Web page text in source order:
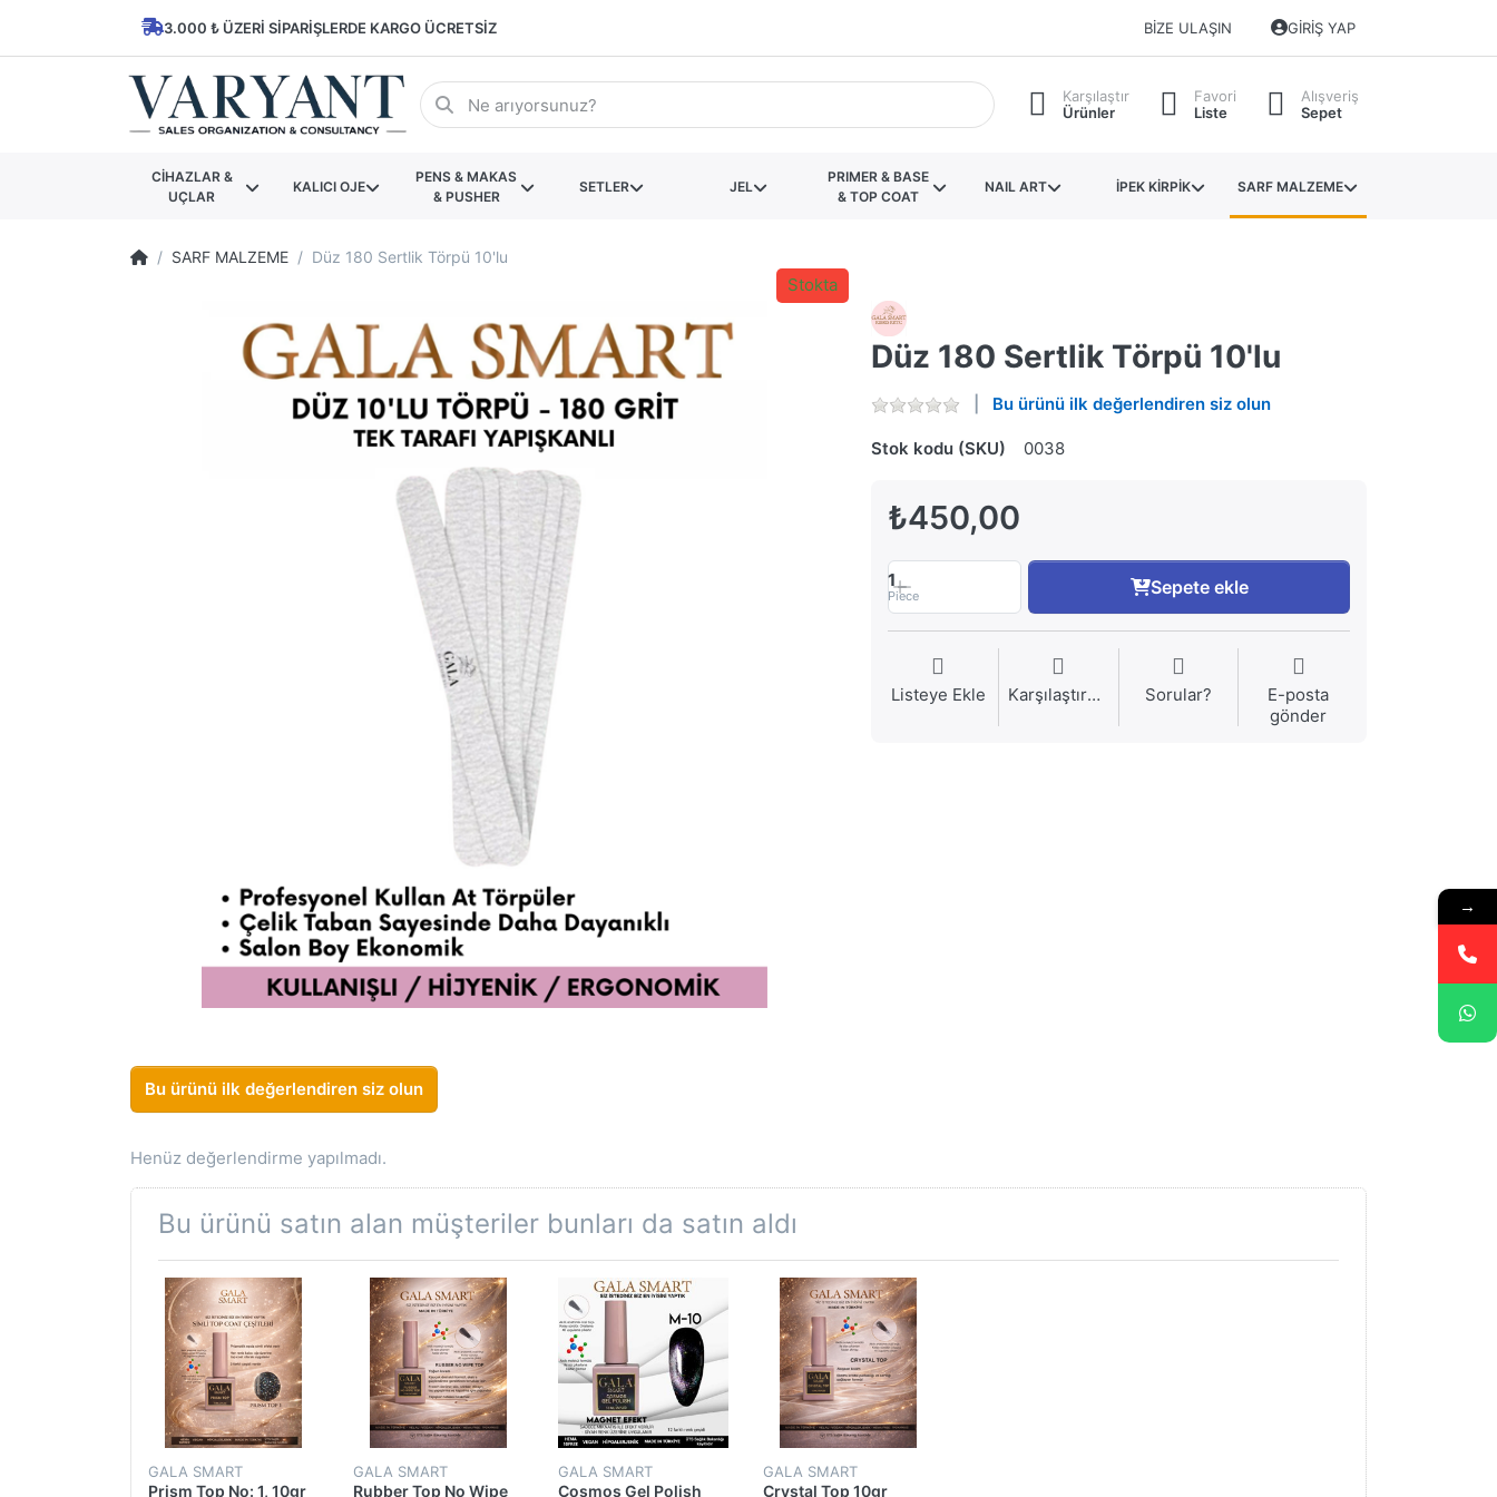
3.000 ₺ ÜZERI SIPARIŞLERDE KARGO ÜCRETSIZ BIZE ULAŞIN GIRIŞ YAP
Karşılaştır
Ürünler
Favori
Liste
Alışveriş
Sepet
CİHAZLAR &
UÇLAR
KALICI OJE
PENS & MAKAS
& PUSHER
SETLER JEL
PRIMER & BASE
& TOP COAT
NAIL ART İPEK KİRPİK SARF MALZEME
SARF MALZEME Düz 180 Sertlik Törpü 10'lu
Düz 180 Sertlik Törpü 10'lu
Bu ürünü ilk değerlendiren siz olun
Stok kodu (SKU) 0038
₺450,00
Stokta
1
Piece Sepete ekle
Listeye Ekle Karşılaştırma Sorular?
E-posta
gönder
Bu ürünü ilk değerlendiren siz olun
Henüz değerlendirme yapılmadı.
Bu ürünü satın alan müşteriler bunları da satın aldı
GALA SMART
Prism Top No: 1, 10gr
GALA SMART
Rubber Top No Wipe
GALA SMART
Cosmos Gel Polish
GALA SMART
Crystal Top 10gr
→